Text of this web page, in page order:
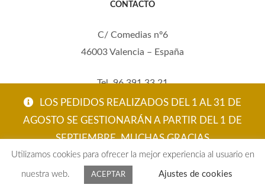
LOS PEDIDOS REALIZADOS DEL 1 AL 31 DE
AGOSTO SE GESTIONARÁN A PARTIR DEL 1 DE
SEPTIEMBRE. MUCHAS GRACIAS
ACEPTAR
CONTACTO
C/ Comedias nº6
46003 Valencia – España
Tel. 96 391 33 21
Mov. 620 123 461
carola@eltallerdecarola.com
Utilizamos cookies para ofrecer la mejor experiencia al usuario en
nuestra web. ACEPTAR Ajustes de cookies